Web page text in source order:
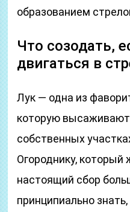
образованием
Что созодать,
двигаться в
Лук — одна из
которую
собственных
Огороднику, который
настоящий сбор
принципиально